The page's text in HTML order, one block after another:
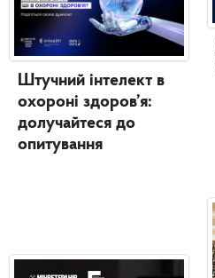
Штучний інтелект в
охороні здоров’я:
долучайтеся до
опитування